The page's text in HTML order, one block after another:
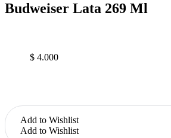
Budweiser Lata 269 Ml
$ 4.000
Add to Wishlist
Add to Wishlist